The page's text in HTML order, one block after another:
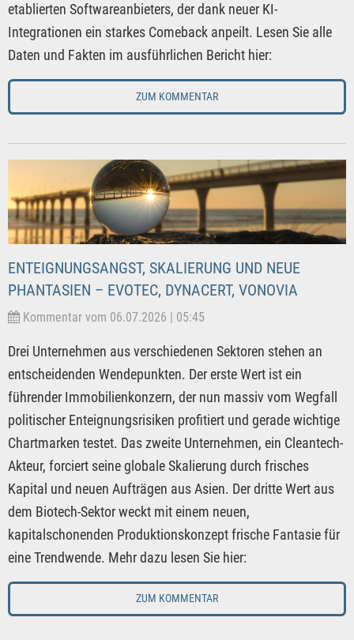
etablierten Softwareanbieters, der dank neuer KI-
Integrationen ein starkes Comeback anpeilt. Lesen Sie alle
Daten und Fakten im ausführlichen Bericht hier:
ZUM KOMMENTAR
ENTEIGNUNGSANGST, SKALIERUNG UND NEUE
PHANTASIEN – EVOTEC, DYNACERT, VONOVIA
Kommentar vom 06.07.2026 | 05:45
Drei Unternehmen aus verschiedenen Sektoren stehen an
entscheidenden Wendepunkten. Der erste Wert ist ein
führender Immobilienkonzern, der nun massiv vom Wegfall
politischer Enteignungsrisiken profitiert und gerade wichtige
Chartmarken testet. Das zweite Unternehmen, ein Cleantech-
Akteur, forciert seine globale Skalierung durch frisches
Kapital und neuen Aufträgen aus Asien. Der dritte Wert aus
dem Biotech-Sektor weckt mit einem neuen,
kapitalschonenden Produktionskonzept frische Fantasie für
eine Trendwende. Mehr dazu lesen Sie hier:
ZUM KOMMENTAR